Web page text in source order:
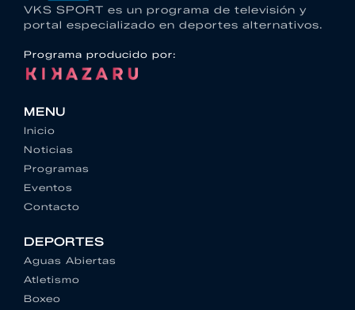
VKS SPORT es un programa de televisión y
portal especializado en deportes alternativos.
Programa producido por:
MENU
Inicio
Noticias
Programas
Eventos
Contacto
DEPORTES
Aguas Abiertas
Atletismo
Boxeo